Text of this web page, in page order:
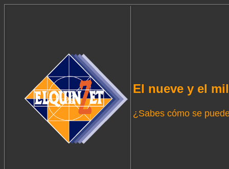
El nueve y el mil
¿Sabes cómo se